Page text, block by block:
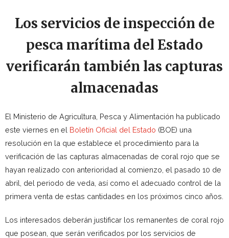
Los servicios de inspección de
pesca marítima del Estado
verificarán también las capturas
almacenadas
El Ministerio de Agricultura, Pesca y Alimentación ha publicado
este viernes en el Boletín Oficial del Estado (BOE) una
resolución en la que establece el procedimiento para la
verificación de las capturas almacenadas de coral rojo que se
hayan realizado con anterioridad al comienzo, el pasado 10 de
abril, del periodo de veda, así como el adecuado control de la
primera venta de estas cantidades en los próximos cinco años.
Los interesados deberán justificar los remanentes de coral rojo
que posean, que serán verificados por los servicios de